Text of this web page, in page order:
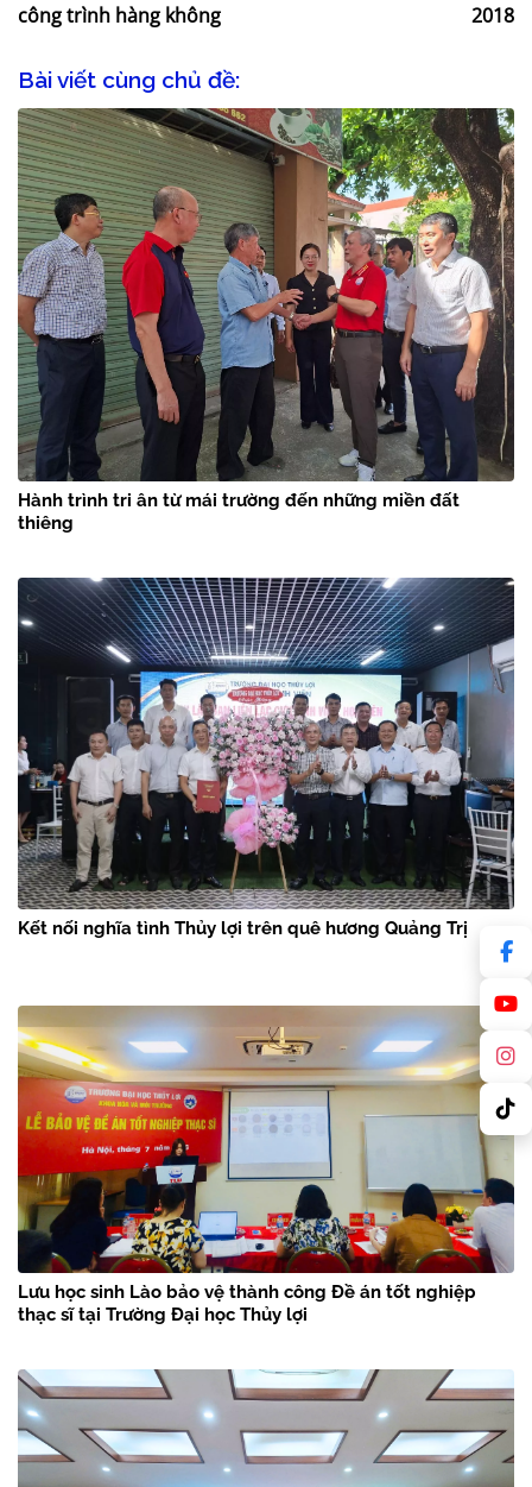
công trình hàng không
2018
Bài viết cùng chủ đề:
Hành trình tri ân từ mái trường đến những miền đất
thiêng
Kết nối nghĩa tình Thủy lợi trên quê hương Quảng Trị
Lưu học sinh Lào bảo vệ thành công Đề án tốt nghiệp
thạc sĩ tại Trường Đại học Thủy lợi